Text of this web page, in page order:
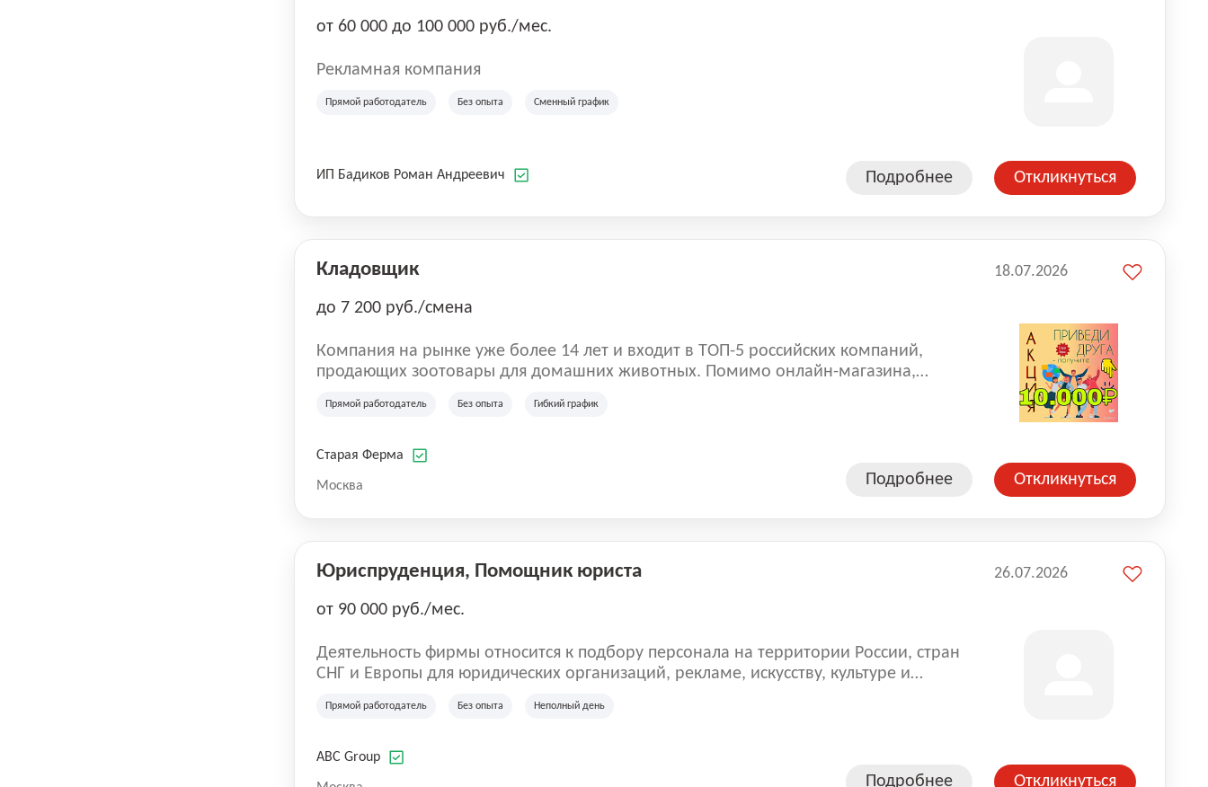
от 60 000 до 100 000 руб./мес.
Рекламная компания
Прямой работодатель Без опыта Сменный график
ИП Бадиков Роман Андреевич Подробнее Откликнуться
Кладовщик
до 7 200 руб./смена
Компания на рынке уже более 14 лет и входит в ТОП-5 российских компаний,
продающих зоотовары для домашних животных. Помимо онлайн-магазина,
крупнейших маркетплейсах России (Wildberries, Ozon, Яндекс. Маркет и
товаров по всей территории России и за ее пределами. У компании более 18 000
SKU, премиальные бренды кормов и собственные СТМ.
Прямой работодатель Без опыта Гибкий график
Старая Ферма
Москва Подробнее
18.07.2026
Откликнуться
Юриспруденция, Помощник юриста
от 90 000 руб./мес.
Деятельность фирмы относится к подбору персонала на территории России, стран
СНГ и Европы для юридических организаций, рекламе, искусству, культуре и
Прямой работодатель Без опыта Неполный день
ABC Group
Подробнее
26.07.2026
Откликнуться